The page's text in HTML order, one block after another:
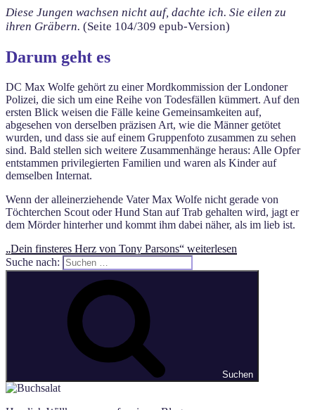
Diese Jungen wachsen nicht auf, dachte ich. Sie eilen zu
ihren Gräbern. (Seite 104/309 epub-Version)
Darum geht es
DC Max Wolfe gehört zu einer Mordkommission der Londoner
Polizei, die sich um eine Reihe von Todesfällen kümmert. Auf den
ersten Blick weisen die Fälle keine Gemeinsamkeiten auf,
abgesehen von derselben präzisen Art, wie die Männer getötet
wurden, und dass sie auf einem Gruppenfoto zusammen zu sehen
sind. Bald stellen sich weitere Zusammenhänge heraus: Alle Opfer
entstammen privilegierten Familien und waren als Kinder auf
demselben Internat.
Wenn der alleinerziehende Vater Max Wolfe nicht gerade von
Töchterchen Scout oder Hund Stan auf Trab gehalten wird, jagt er
dem Mörder hinterher und kommt ihm dabei näher, als im lieb ist.
„Dein finsteres Herz von Tony Parsons“ weiterlesen
Suche nach:
Suchen